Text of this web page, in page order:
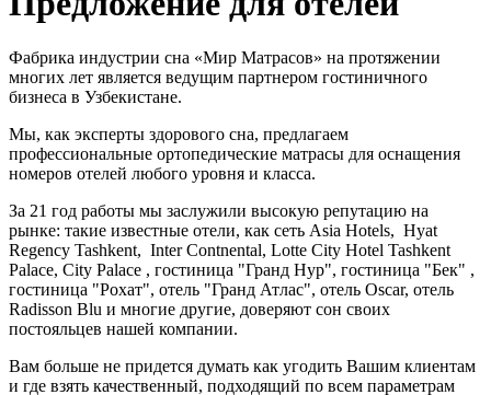
Фабрика индустрии сна «Мир Матрасов» на протяжении
многих лет является ведущим партнером гостиничного
бизнеса в Узбекистане.
Мы, как эксперты здорового сна, предлагаем
профессиональные ортопедические матрасы для оснащения
номеров отелей любого уровня и класса.
За 21 год работы мы заслужили высокую репутацию на
рынке: такие известные отели, как сеть Asia Hotels, Hyat
Regency Tashkent, Inter Contnental, Lotte City Hotel Tashkent
Palace, City Palace , гостиница "Гранд Нур", гостиница "Бек" ,
гостиница "Рохат", отель "Гранд Атлас", отель Oscar, отель
Radisson Blu и многие другие, доверяют сон своих
постояльцев нашей компании.
Вам больше не придется думать как угодить Вашим клиентам
и где взять качественный, подходящий по всем параметрам